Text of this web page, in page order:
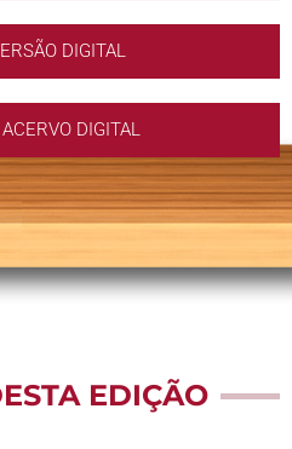
DIGITAL
DIGITAL
EDIÇÃO